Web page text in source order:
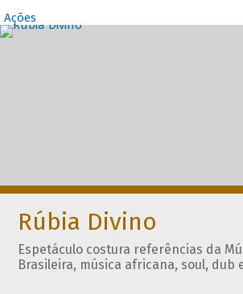
Ações
Rúbia Divino
Espetáculo costura referências da
Brasileira, música africana, soul, dub